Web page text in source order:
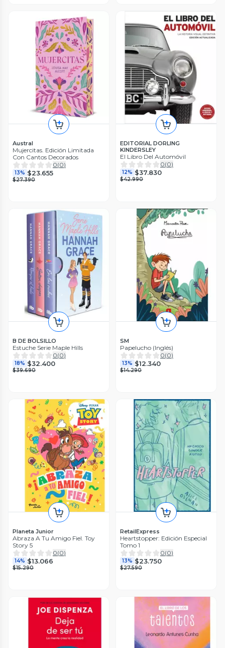
Austral
Mujercitas. Edición Limitada
Con Cantos Decorados
0(0)
13% $23.655
$27.390
EDITORIAL DORLING
KINDERSLEY
El Libro Del Automóvil
0(0)
12% $37.830
$42.990
B DE BOLSILLO
Estuche Serie Maple Hills
0(0)
18% $32.400
$39.690
SM
Papelucho (Inglés)
0(0)
13% $12.340
$14.290
Planeta Junior
Abraza A Tu Amigo Fiel. Toy
Story 5
0(0)
14% $13.066
$15.290
RetailExpress
Heartstopper: Edición Especial
Tomo 1
0(0)
13% $23.750
$27.590